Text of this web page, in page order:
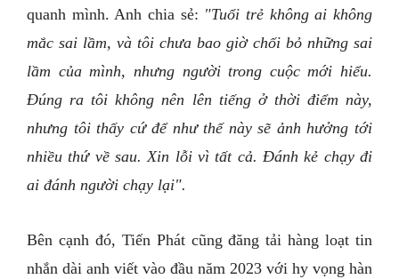
quanh mình. Anh chia sẻ: "Tuổi trẻ không ai không
mắc sai lầm, và tôi chưa bao giờ chối bỏ những sai
lầm của mình, nhưng người trong cuộc mới hiểu.
Đúng ra tôi không nên lên tiếng ở thời điểm này,
nhưng tôi thấy cứ để như thế này sẽ ảnh hưởng tới
nhiều thứ về sau. Xin lỗi vì tất cả. Đánh kẻ chạy đi
ai đánh người chạy lại".
Bên cạnh đó, Tiến Phát cũng đăng tải hàng loạt tin
nhắn dài anh viết vào đầu năm 2023 với hy vọng hàn